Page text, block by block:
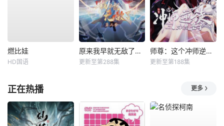
燃比娃
HD国语
原来我早就无敌了动态漫
更新至第288集
师尊：这个冲师逆徒才不是圣子动态漫
更新至第188集
正在热播 更多